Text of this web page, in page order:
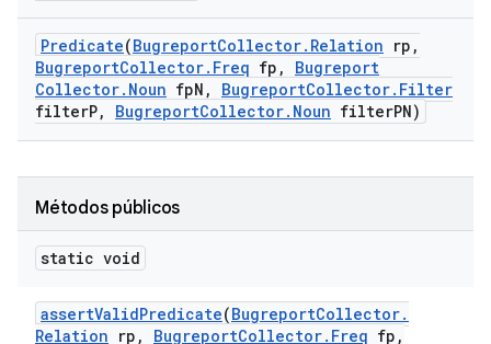
Predicate(BugreportCollector. Relation rp ,
BugreportCollector. Freq fp ,
Bugreport
Collector. Noun fpN , BugreportCollector. Filter
filterP, BugreportCollector. Noun filterPN)
Métodos públicos
static void
assertValidPredicate(BugreportCollector.
Relation rp , BugreportCollector. Freq fp ,